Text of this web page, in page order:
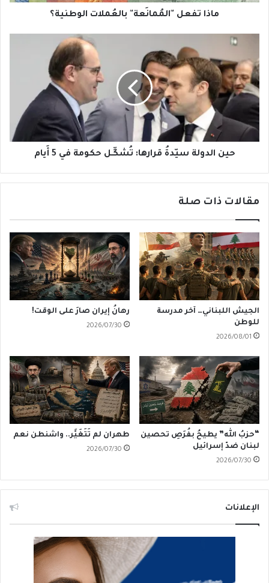
ماذا تفعل "المُمانَعة" بالعُملات الوطنية؟
سيّدةُ
قرارها:
تُشكِّـل
حكومة
في
5
أَيام
حين الدولة سيّدةُ قرارها: تُشكِّـل حكومة في 5 أَيام
مقالات ذات صلة
الجيش اللبناني… آخر مدرسة
للوطن
2026/08/01
رهانُ إيران صارَ على الوقت!
2026/07/30
“حزبُ الله” يطيحُ بفُرَصِ تحصين
لبنان ضدّ إسرائيل
2026/07/30
طهران لم تَتَغَيَّر.. واشنطن نعم
2026/07/30
الإعلانات